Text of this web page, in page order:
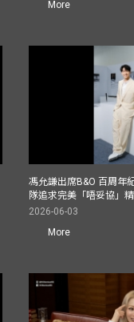
More
馮允謙出席B&O 百周年
隊追求完美「唔妥協」
2026-06-03
More